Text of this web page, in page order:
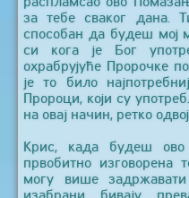
за тебе сваког
способан да будеш мој
си кога је Бог
охрабрујуће Пророчке
је то било
Пророци, који су
на овај начин, ретко
Крис, када будеш
првобитно
могу више
изабрани бивају